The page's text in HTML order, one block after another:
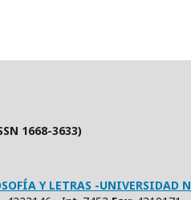
1668-3633)
Y LETRAS -UNIVERSIDAD